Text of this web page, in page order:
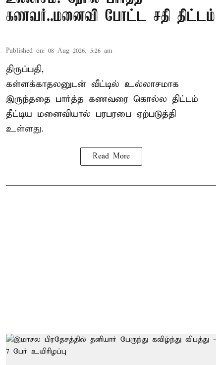
கணவர்..மனைவி போட்ட சதி திட்டம்
Published on: 08 Aug 2026, 5:26 am
திருப்பதி,
கள்ளக்காதலனுடன் வீட்டில் உல்லாசமாக
இருந்ததை பார்த்த கணவரை கொல்ல திட்டம்
தீட்டிய மனைவியால் பரபரபை ஏற்படுத்தி
உள்ளது.
Read More